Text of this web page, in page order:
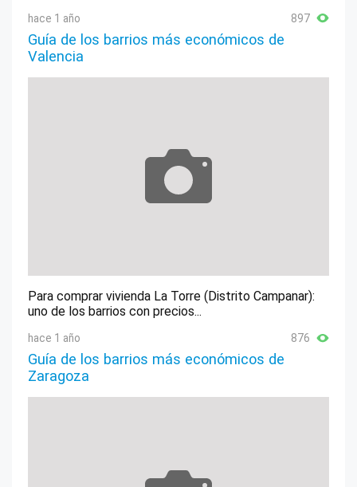
hace 1 año 897
Guía de los barrios más económicos de
Valencia
Para comprar vivienda La Torre (Distrito Campanar):
uno de los barrios con precios...
hace 1 año 876
Guía de los barrios más económicos de
Zaragoza